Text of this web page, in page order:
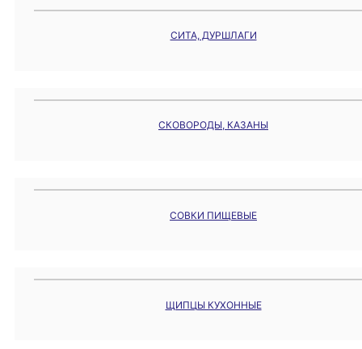
СИТА, ДУРШЛАГИ
СКОВОРОДЫ, КАЗАНЫ
СОВКИ ПИЩЕВЫЕ
ЩИПЦЫ КУХОННЫЕ